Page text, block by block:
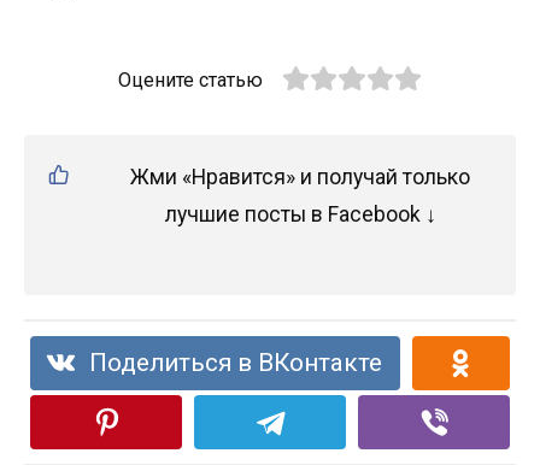
Оцените статью
Жми «Нравится» и получай только
лучшие посты в Facebook ↓
Поделиться в ВКонтакте